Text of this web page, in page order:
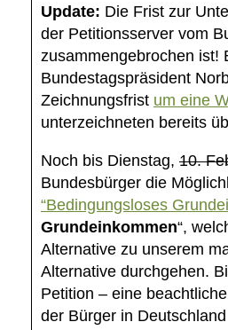
Update: Die Frist zur
der Petitionsserver vom
zusammengebrochen ist!
Bundestagspräsident
Zeichnungsfrist um eine
unterzeichneten bereits
Noch bis Dienstag, 10.
Bundesbürger die
“Bedingungsloses
Grundeinkommen“,
Alternative zu unserem
Alternative durchgehen.
Petition – eine
der Bürger in